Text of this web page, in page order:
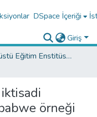
DSpace İçeriği
Giriş
Lisansüstü Eğitim Enstitüsü Tez Koleksiyonu
örneği